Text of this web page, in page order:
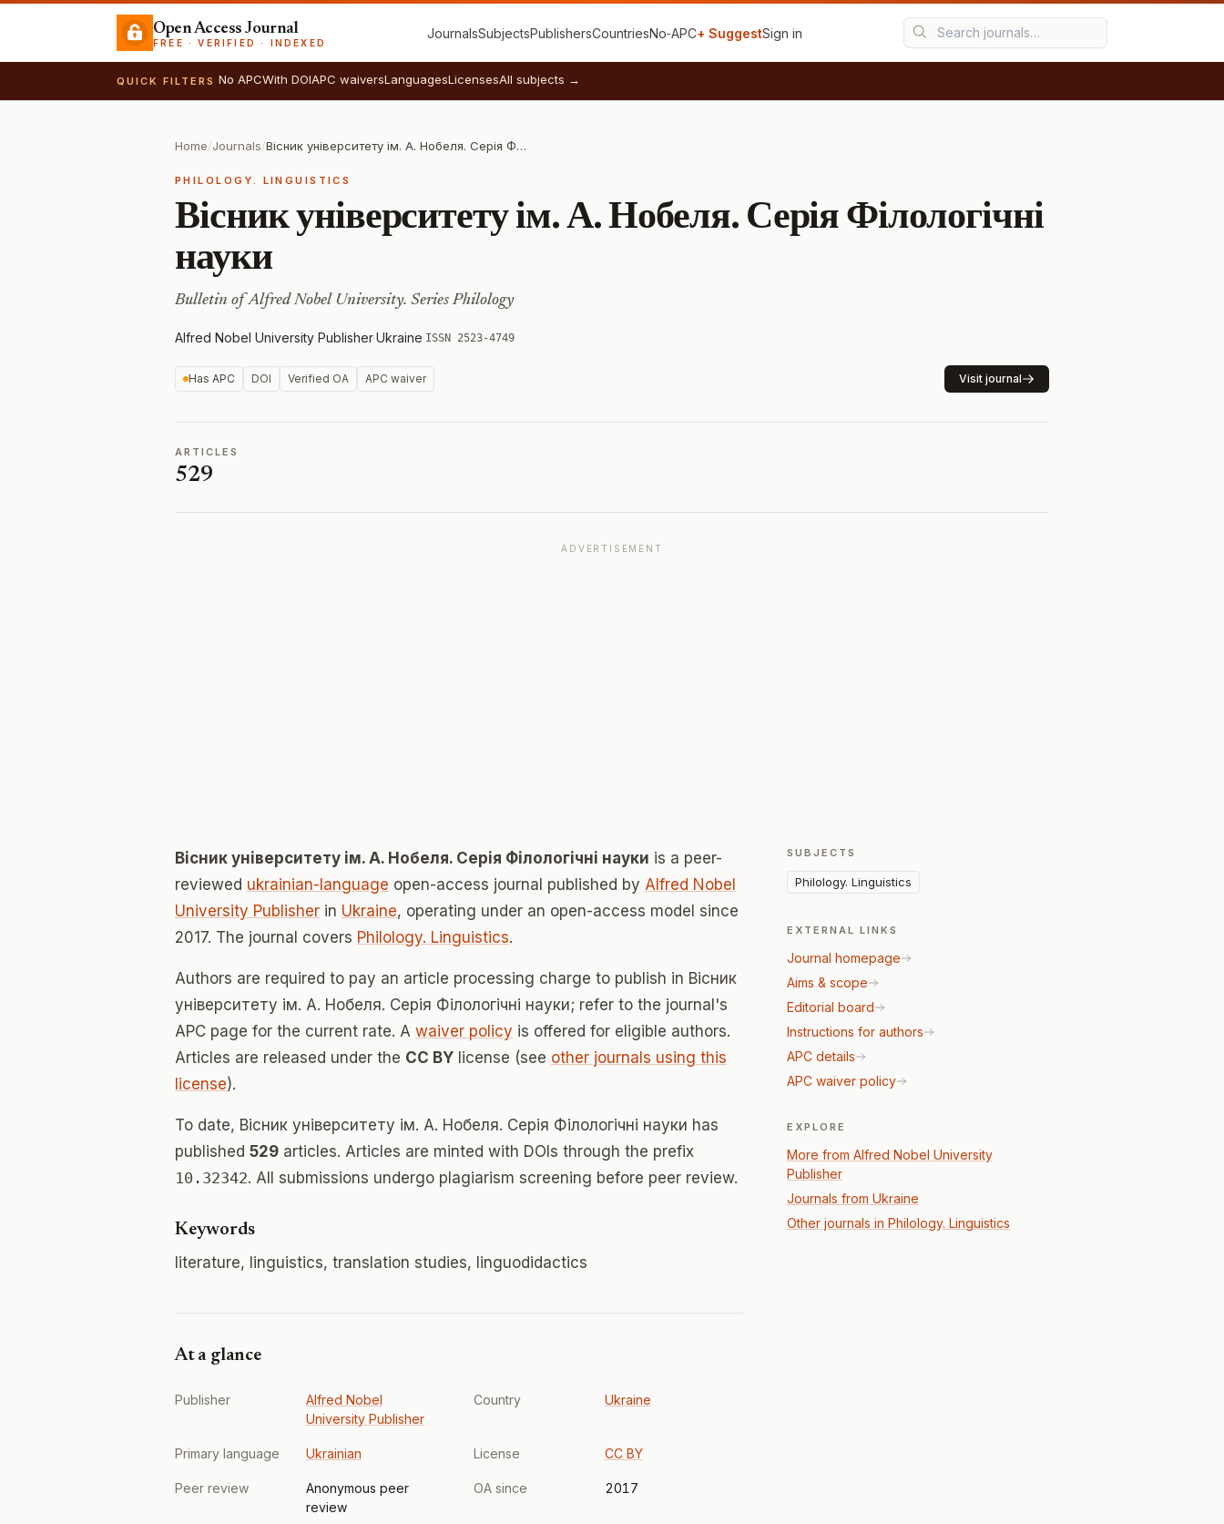
Open Access Journal
FREE · VERIFIED · INDEXED
JournalsSubjectsPublishersCountriesNo‑APC+ SuggestSign in
QUICK FILTERS No APCWith DOIAPC waiversLanguagesLicensesAll subjects →
Home/Journals/ Вісник університету ім. А. Нобеля. Серія Філологічні науки
PHILOLOGY. LINGUISTICS
Вісник університету ім. А. Нобеля. Серія Філологічні
науки
Bulletin of Alfred Nobel University. Series Philology
Alfred Nobel University Publisher·Ukraine·ISSN 2523-4749
Has APC DOI Verified OA APC waiver Visit journal
ARTICLES
529
ADVERTISEMENT
Вісник університету ім. А. Нобеля. Серія Філологічні науки is a peer-
reviewed ukrainian-language open-access journal published by Alfred Nobel
University Publisher in Ukraine, operating under an open-access model since
2017. The journal covers Philology. Linguistics.
Authors are required to pay an article processing charge to publish in Вісник
університету ім. А. Нобеля. Серія Філологічні науки; refer to the journal's
APC page for the current rate. A waiver policy is offered for eligible authors.
Articles are released under the CC BY license (see other journals using this
license).
To date, Вісник університету ім. А. Нобеля. Серія Філологічні науки has
published 529 articles. Articles are minted with DOIs through the prefix
10.32342. All submissions undergo plagiarism screening before peer review.
Keywords
literature, linguistics, translation studies, linguodidactics
At a glance
Publisher
Alfred Nobel
University Publisher
Country Ukraine
Primary language Ukrainian License CC BY
Peer review
Anonymous peer
review
OA since 2017
SUBJECTS
Philology. Linguistics
EXTERNAL LINKS
Journal homepage
Aims & scope
Editorial board
Instructions for authors
APC details
APC waiver policy
EXPLORE
More from Alfred Nobel University
Publisher
Journals from Ukraine
Other journals in Philology. Linguistics